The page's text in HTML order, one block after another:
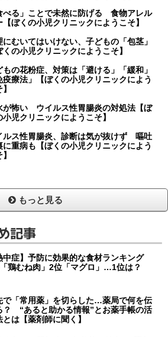
べる」ことで未然に防げる 食物アレル
【ぼくの小児クリニックにようこそ】
にむいてはいけない、子どもの「包茎」
くの小児クリニックにようこそ】
もの花粉症、対策は「避ける」「緩和」
疫療法」【ぼくの小児クリニックによう
が怖い ウイルス性胃腸炎の対処法【ぼ
小児クリニックにようこそ】
ルス性胃腸炎、診断は気が抜けず 嘔吐
に重病も【ぼくの小児クリニックによう
もっと見る
記事
中症】予防に効果的な食材ランキング
鶏むね肉」2位「マグロ」…1位は？
で「常用薬」を切らした…薬局で何を伝
？ “あると助かる情報”とお薬手帳の活
とは【薬剤師に聞く】